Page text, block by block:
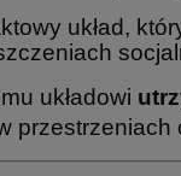
układ,
układowi
przestrzeniach